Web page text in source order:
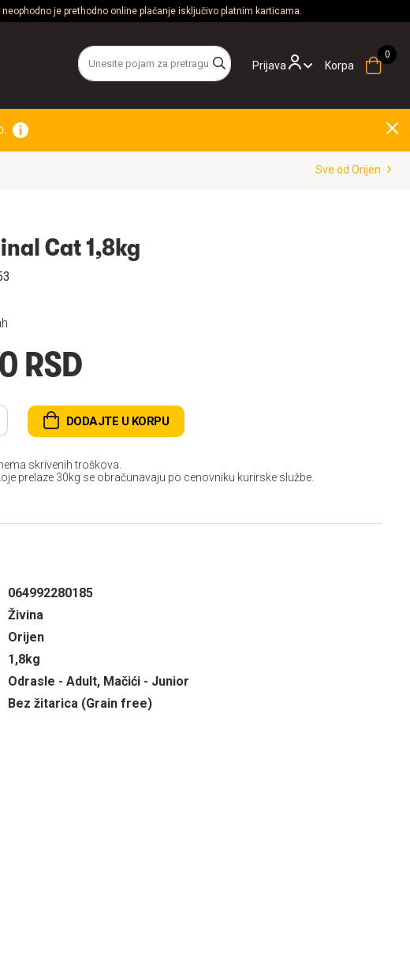
je prethodno online plaćanje isključivo platnim karticama.
Prijava Korpa
Sve od Orijen
Cat 1,8kg
RSD
DODAJTE U KORPU
skrivenih troškova.
prelaze 30kg se obračunavaju po cenovniku kurirske službe.
064992280185
Živina
Orijen
1,8kg
Odrasle - Adult, Mačići - Junior
Bez žitarica (Grain free)